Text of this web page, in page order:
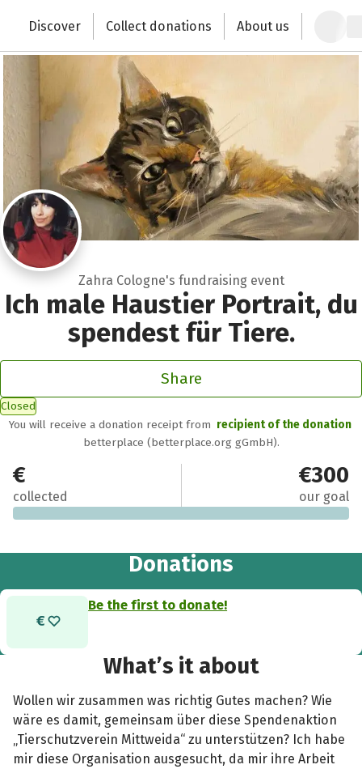
Change the world with your donation
Discover Collect donations About us
Zahra Cologne's fundraising event
Ich male Haustier Portrait, du
spendest für Tiere.
Share
Closed
You will receive a donation receipt from recipient of the donation
betterplace (betterplace.org gGmbH).
€0
collected
€300
our goal
Donations
Be the first to donate!
What’s it about
Wollen wir zusammen was richtig Gutes machen? Wie
wäre es damit, gemeinsam über diese Spendenaktion
„Tierschutzverein Mittweida“ zu unterstützen? Ich habe
mir diese Organisation ausgesucht, da mir ihre Arbeit